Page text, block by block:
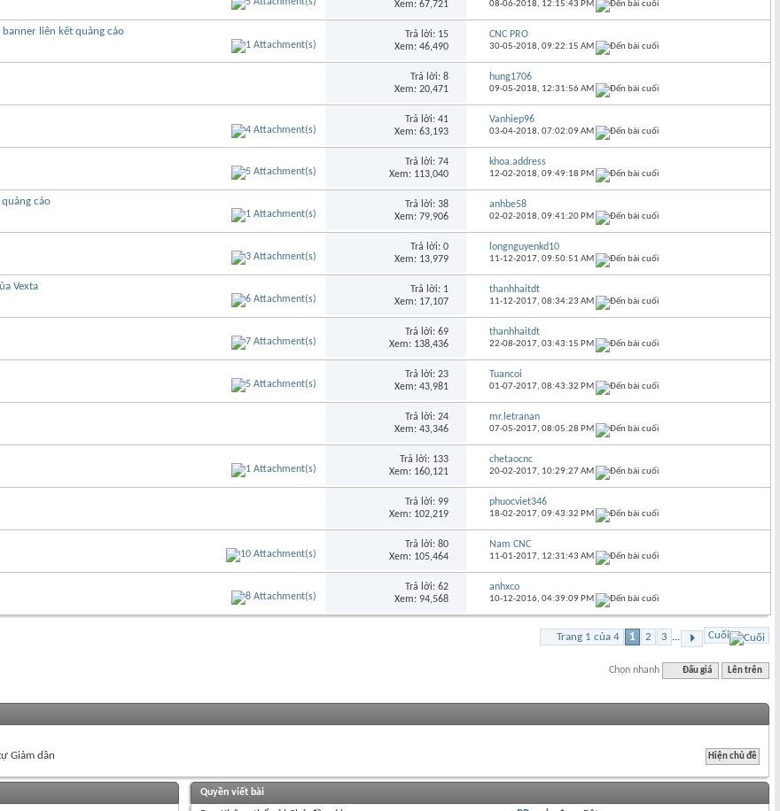
Xem: 67,721
08-06-2018, 12:15:43 PM
liên kết quảng cáo
Trả lời: 15
Xem: 46,490
CNC PRO
30-05-2018,09:22:15 AM
Trả lời: 8
Xem: 20,471
hung1706
09-05-2018, 12:31:56 AM
Trả lời: 41
Xem: 63,193
Vanhiep96
03-04-2018,07:02:09 AM
Trả lời: 74
Xem: 113,040
khoa.address
12-02-2018,09:49:18 PM
cáo
Trả lời: 38
Xem: 79,906
anhbe58
02-02-2018,09:41:20 PM
Trả lời: 0
Xem: 13,979
longnguyenkd10
11-12-2017,09:50:51 AM
Vexta
Trả lời: 1
Xem: 17,107
thanhhaitdt
11-12-2017,08:34:23 AM
Trả lời: 69
Xem: 138,436
thanhhaitdt
22-08-2017,03:43:15 PM
Trả lời: 23
Xem: 43,981
Tuancoi
01-07-2017,08:43:32 PM
Trả lời: 24
Xem: 43,346
mr.letranan
07-05-2017,08:05:28 PM
Trả lời: 133
Xem: 160,121
chetaocnc
20-02-2017, 10:29:27 AM
Trả lời: 99
Xem: 102,219
phuocviet346
18-02-2017,09:43:32 PM
Trả lời: 80
Xem: 105,464
Nam CNC
11-01-2017, 12:31:43 AM
Trả lời: 62
Xem: 94,568
anhxco
10-12-2016,04:39:09 PM
Trang 1 của 4 1 2 3 ... Cuối
Chọn nhanh Đấu giá Lên trên
Giảm dần
Quyền viết bài